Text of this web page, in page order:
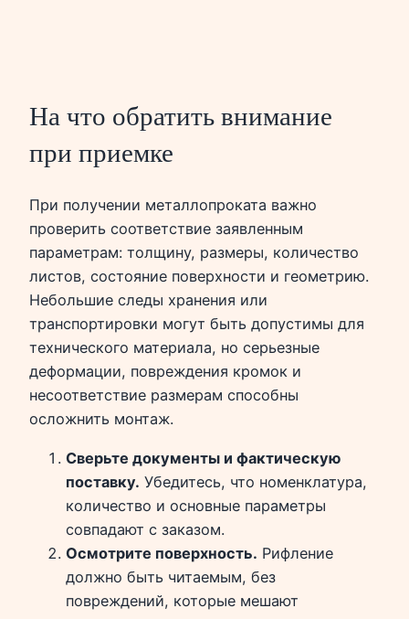
На что обратить внимание
при приемке
При получении металлопроката важно
проверить соответствие заявленным
параметрам: толщину, размеры, количество
листов, состояние поверхности и геометрию.
Небольшие следы хранения или
транспортировки могут быть допустимы для
технического материала, но серьезные
деформации, повреждения кромок и
несоответствие размерам способны
осложнить монтаж.
Сверьте документы и фактическую
поставку. Убедитесь, что номенклатура,
количество и основные параметры
совпадают с заказом.
Осмотрите поверхность. Рифление
должно быть читаемым, без
повреждений, которые мешают